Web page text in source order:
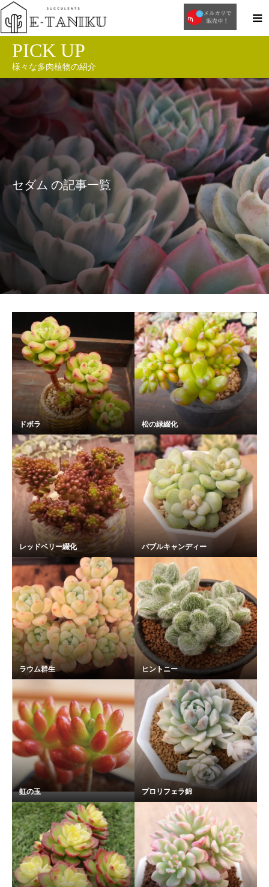
PICK UP
様々な多肉植物の紹介
セダム の記事一覧
ドボラ 松の緑綴化
レッドベリー綴化 バブルキャンディー
ラウム群生 ヒントニー
虹の玉 プロリフェラ錦